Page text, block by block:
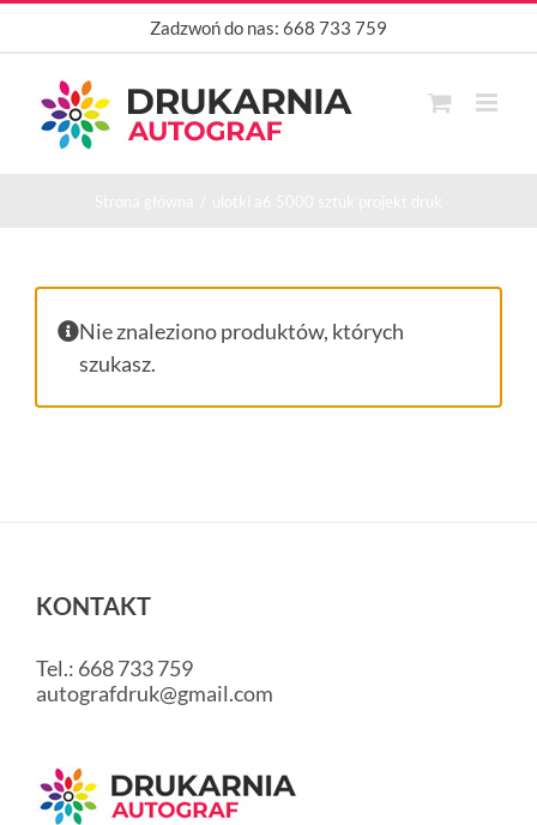
Przejdź
Zadzwoń do nas: 668 733 759
Nie znaleziono produktów, których
szukasz.
KONTAKT
Tel.: 668 733 759
autografdruk@gmail.com